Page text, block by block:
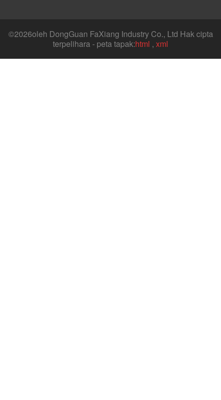
©2026oleh DongGuan FaXiang Industry Co., Ltd Hak cipta
terpelihara - peta tapak:html , xml